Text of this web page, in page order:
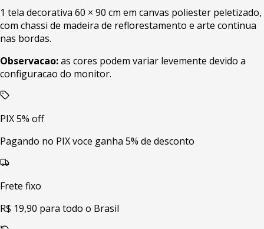
1 tela decorativa 60 × 90 cm em canvas poliester peletizado,
com chassi de madeira de reflorestamento e arte continua
nas bordas.
Observacao:as cores podem variar levemente devido a
configuracao do monitor.
PIX 5% off
Pagando no PIX voce ganha 5% de desconto
Frete fixo
R$ 19,90 para todo o Brasil